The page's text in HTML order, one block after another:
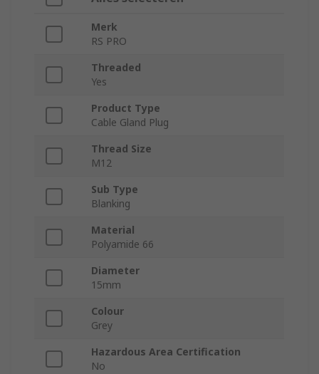
Merk
RS PRO
Threaded
Yes
Product Type
Cable Gland Plug
Thread Size
M12
Sub Type
Blanking
Material
Polyamide 66
Diameter
15mm
Colour
Grey
Hazardous Area Certification
No